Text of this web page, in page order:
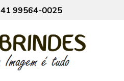
41 99564-0025